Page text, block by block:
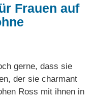
Frauen auf
gerne, dass sie
der sie charmant
Ross mit ihnen in